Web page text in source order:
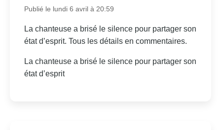
Publié le lundi 6 avril à 20:59
La chanteuse a brisé le silence pour partager son
état d’esprit. Tous les détails en commentaires.
La chanteuse a brisé le silence pour partager son
état d’esprit